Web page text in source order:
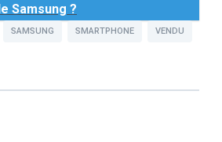
Samsung ?
SAMSUNG SMARTPHONE VENDU